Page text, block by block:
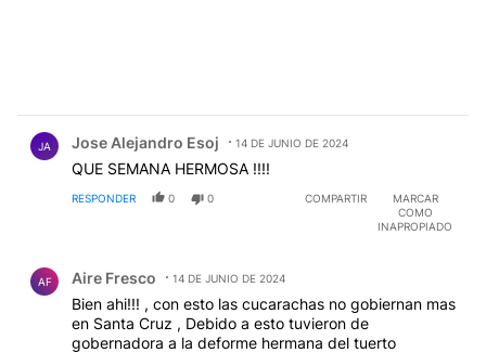
JA Jose Alejandro Esoj 14 DE JUNIO DE 2024
QUE SEMANA HERMOSA !!!!
RESPONDER 0 0 COMPARTIR
MARCAR
COMO
INAPROPIADO
AF Aire Fresco 14 DE JUNIO DE 2024
Bien ahi!!! , con esto las cucarachas no gobiernan mas
en Santa Cruz , Debido a esto tuvieron de
gobernadora a la deforme hermana del tuerto